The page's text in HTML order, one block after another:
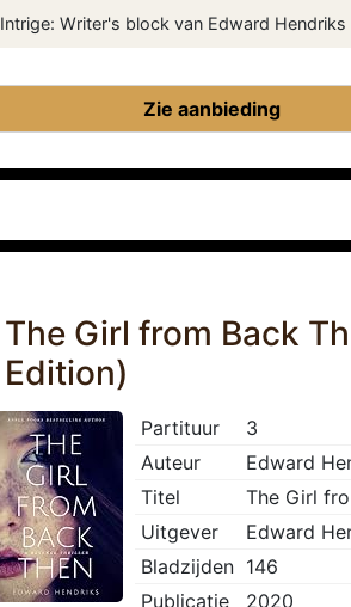
Intrige: Writer's block van Edward
Zie aanbieding
The Girl from Back
Edition)
Partituur
3
Auteur
Edward
Titel
The Girl
Uitgever
Edward
Bladzijden 146
Publicatie
2020